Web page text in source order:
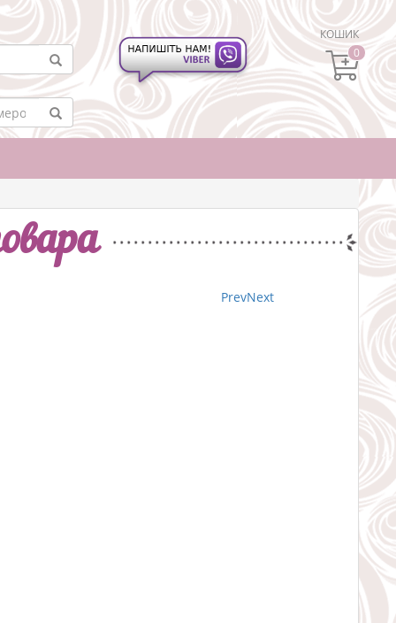
КОШИК
0
PrevNext